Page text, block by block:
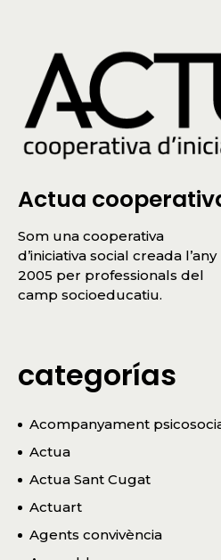
Actua
Som una cooperativa
d’iniciativa social creada l’any
2005 per professionals del
camp socioeducatiu.
categorías
Acompanyament
Actua
Actua Sant Cugat
Actuart
Agents convivència